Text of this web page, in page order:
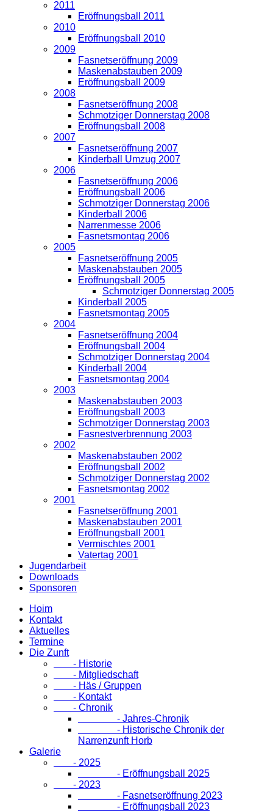
2011
Eröffnungsball 2011
2010
Eröffnungsball 2010
2009
Fasnetseröffnung 2009
Maskenabstauben 2009
Eröffnungsball 2009
2008
Fasnetseröffnung 2008
Schmotziger Donnerstag 2008
Eröffnungsball 2008
2007
Fasnetseröffnung 2007
Kinderball Umzug 2007
2006
Fasnetseröffnung 2006
Eröffnungsball 2006
Schmotziger Donnerstag 2006
Kinderball 2006
Narrenmesse 2006
Fasnetsmontag 2006
2005
Fasnetseröffnung 2005
Maskenabstauben 2005
Eröffnungsball 2005
Schmotziger Donnerstag 2005
Kinderball 2005
Fasnetsmontag 2005
2004
Fasnetseröffnung 2004
Eröffnungsball 2004
Schmotziger Donnerstag 2004
Kinderball 2004
Fasnetsmontag 2004
2003
Maskenabstauben 2003
Eröffnungsball 2003
Schmotziger Donnerstag 2003
Fasnestverbrennung 2003
2002
Maskenabstauben 2002
Eröffnungsball 2002
Schmotziger Donnerstag 2002
Fasnetsmontag 2002
2001
Fasnetseröffnung 2001
Maskenabstauben 2001
Eröffnungsball 2001
Vermischtes 2001
Vatertag 2001
Jugendarbeit
Downloads
Sponsoren
Hoim
Kontakt
Aktuelles
Termine
Die Zunft
- Historie
- Mitgliedschaft
- Häs / Gruppen
- Kontakt
- Chronik
- Jahres-Chronik
- Historische Chronik der
Narrenzunft Horb
Galerie
- 2025
- Eröffnungsball 2025
- 2023
- Fasnetseröffnung 2023
- Eröffnungsball 2023